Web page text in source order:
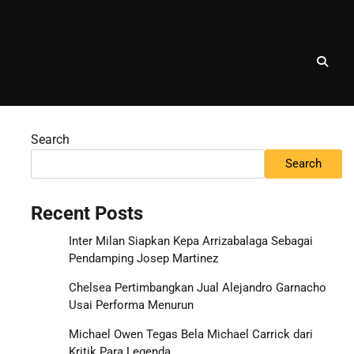
Search
Search
Recent Posts
Inter Milan Siapkan Kepa Arrizabalaga Sebagai
Pendamping Josep Martinez
Chelsea Pertimbangkan Jual Alejandro Garnacho
Usai Performa Menurun
Michael Owen Tegas Bela Michael Carrick dari